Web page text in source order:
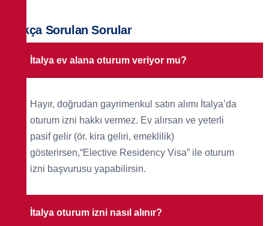
Sıkça Sorulan Sorular
İtalya ev alana oturum veriyor mu?
Hayır, doğrudan gayrimenkul satın alımı İtalya’da
oturum izni hakkı vermez. Ev alırsan ve yeterli
pasif gelir (ör. kira geliri, emeklilik)
gösterirsen,“Elective Residency Visa” ile oturum
izni başvurusu yapabilirsin.
İtalya oturum izni nasıl alınır?